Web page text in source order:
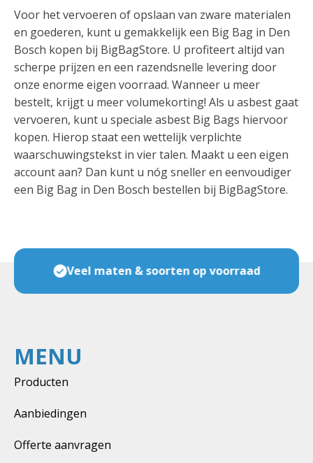
Voor het vervoeren of opslaan van zware materialen
en goederen, kunt u gemakkelijk een Big Bag in Den
Bosch kopen bij BigBagStore. U profiteert altijd van
scherpe prijzen en een razendsnelle levering door
onze enorme eigen voorraad. Wanneer u meer
bestelt, krijgt u meer volumekorting! Als u asbest gaat
vervoeren, kunt u speciale asbest Big Bags hiervoor
kopen. Hierop staat een wettelijk verplichte
waarschuwingstekst in vier talen. Maakt u een eigen
account aan? Dan kunt u nóg sneller en eenvoudiger
een Big Bag in Den Bosch bestellen bij BigBagStore.
Veel maten & soorten op voorraad
MENU
Producten
Aanbiedingen
Offerte aanvragen